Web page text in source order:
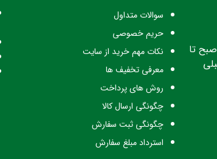
ساعت کاری: ساعت اداری از ۸ صبح تا
سوالات متداول
حریم خصوصی
نکات مهم خرید از سایت
معرفی تخفیف ها
روش های پرداخت
چگونگی ارسال کالا
چگونگی ثبت سفارش
استرداد مبلغ سفارش